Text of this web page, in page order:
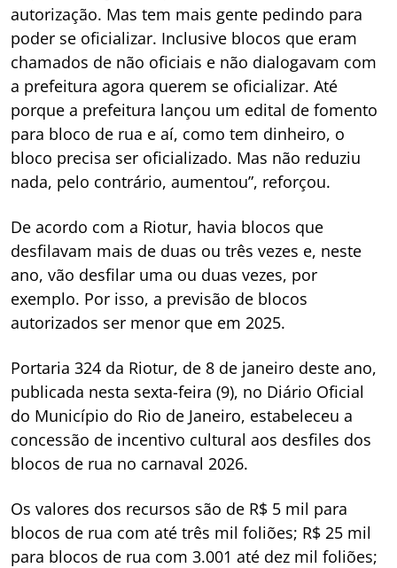
autorização. Mas tem mais gente pedindo para
poder se oficializar. Inclusive blocos que eram
chamados de não oficiais e não dialogavam com
a prefeitura agora querem se oficializar. Até
porque a prefeitura lançou um edital de fomento
para bloco de rua e aí, como tem dinheiro, o
bloco precisa ser oficializado. Mas não reduziu
nada, pelo contrário, aumentou”, reforçou.
De acordo com a Riotur, havia blocos que
desfilavam mais de duas ou três vezes e, neste
ano, vão desfilar uma ou duas vezes, por
exemplo. Por isso, a previsão de blocos
autorizados ser menor que em 2025.
Portaria 324 da Riotur, de 8 de janeiro deste ano,
publicada nesta sexta-feira (9), no Diário Oficial
do Município do Rio de Janeiro, estabeleceu a
concessão de incentivo cultural aos desfiles dos
blocos de rua no carnaval 2026.
Os valores dos recursos são de R$ 5 mil para
blocos de rua com até três mil foliões; R$ 25 mil
para blocos de rua com 3.001 até dez mil foliões;